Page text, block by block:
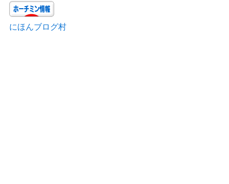
にほんブログ村